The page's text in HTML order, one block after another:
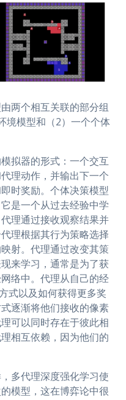
两个相互关联的部分组
境模型和（2）一个个体
拟器的形式：一个交互
理动作，并输出下一个
时奖励。个体决策模型
是一个从过去经验中学
理通过接收观察结果并
理根据其行为策略选择
射。代理通过改变其策
来学习，通常是为了获
络中。代理从自己的经
式以及如何获得更多奖
逐渐将他们接收的像素
可以同时存在于彼此相
相互依赖，因为他们的
多代理深度强化学习使
模型，这在博弈论中很